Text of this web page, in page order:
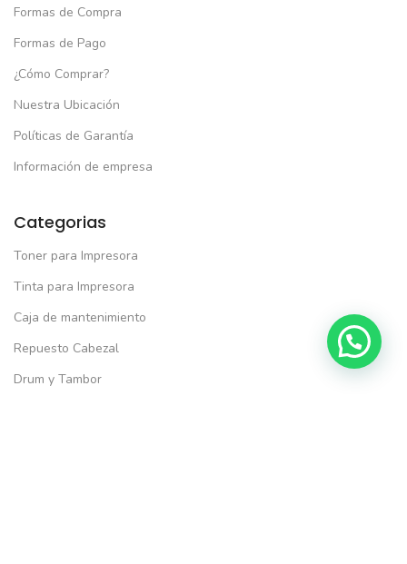
Formas de Compra
Formas de Pago
¿Cómo Comprar?
Nuestra Ubicación
Políticas de Garantía
Información de empresa
Categorias
Toner para Impresora
Tinta para Impresora
Caja de mantenimiento
Repuesto Cabezal
Drum y Tambor